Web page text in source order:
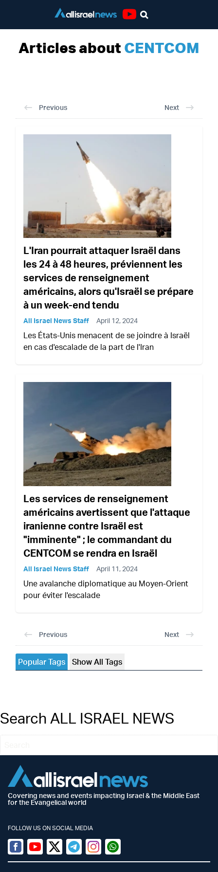
Articles aboutCENTCOM
Previous Next
L'Iran pourrait attaquer Israël dans
les 24 à 48 heures, préviennent les
services de renseignement
américains, alors qu'Israël se prépare
à un week-end tendu
All Israel News Staff April 12, 2024
Les États-Unis menacent de se joindre à Israël
en cas d'escalade de la part de l'Iran
Les services de renseignement
américains avertissent que l'attaque
iranienne contre Israël est
"imminente" ; le commandant du
CENTCOM se rendra en Israël
All Israel News Staff April 11, 2024
Une avalanche diplomatique au Moyen-Orient
pour éviter l'escalade
Previous Next
Popular Tags Show All Tags
Search ALL ISRAEL NEWS
Covering news and events impacting Israel & the Middle East
for the Evangelical world
FOLLOW US ON SOCIAL MEDIA
Facebook
YoutubeTwitter (X)
TelegramInstagramWhatsapp